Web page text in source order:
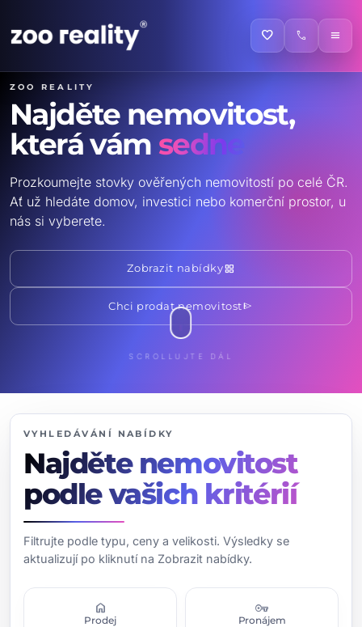
favorite call menu
ZOO reality
Najděte nemovitost,
která vám sedne
Prozkoumejte stovky ověřených nemovitostí po celé ČR.
Ať už hledáte domov, investici nebo komerční prostor, u
nás si vyberete.
Zobrazit nabídkygrid_view
Chci prodat nemovitostsend
SCROLLUJTE DÁL
VYHLEDÁVÁNÍ NABÍDKY
Najděte nemovitost
podle vašich kritérií
Filtrujte podle typu, ceny a velikosti. Výsledky se
aktualizují po kliknutí na Zobrazit nabídky.
home
Prodej
vpn_key
Pronájem